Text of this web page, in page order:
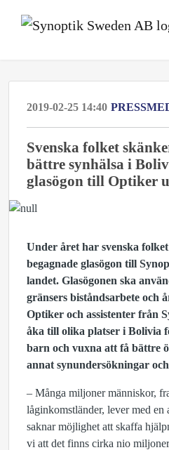
2019-02-25 14:40
Svenska folket
bättre synhälsa i
glasögon till Optiker
Under året har svenska
begagnade glasögon till
landet. Glasögonen ska
gränsers biståndsarbete och
Optiker och assistenter från
åka till olika platser i Bolivia
barn och vuxna att få bättre
annat synundersökningar
– Många miljoner människor,
låginkomstländer, lever med
saknar möjlighet att skaffa
vi att det finns cirka nio